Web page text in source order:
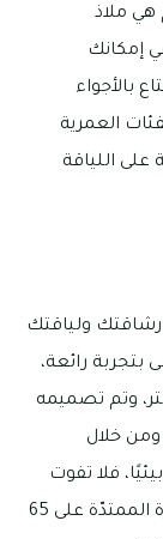
هي ملاذ
إمكانك
بالأجواء
العمرية
اللياقة
ولياقتك
بتجربة رائعة،
أن طول مسار الجري يمتد إلى 618 متر، وتم تصميمه
ومن خلال
فلا تفوت
تجربة الجلوس بين المناظر الطبيعية الساحرة الممتدّة على 65